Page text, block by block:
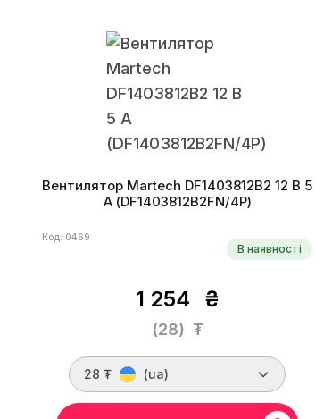
Вентилятор Martech DF1403812B2 12 В 5
А (DF1403812B2FN/4P)
Код: 0469
В наявності
1 254 ₴
(28) ₮
28 ₮ (ua)